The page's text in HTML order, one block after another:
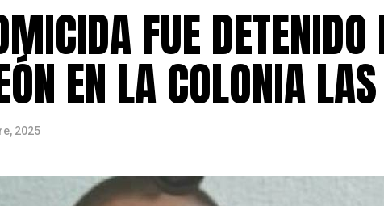
FUE
EN LA COLONIA
2025